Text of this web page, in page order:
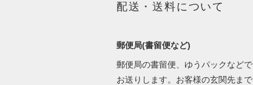
配送・送料について
郵便局(書留便など)
郵便局の書留便、ゆうパックなどで
お送りします。お客様の玄関先まで